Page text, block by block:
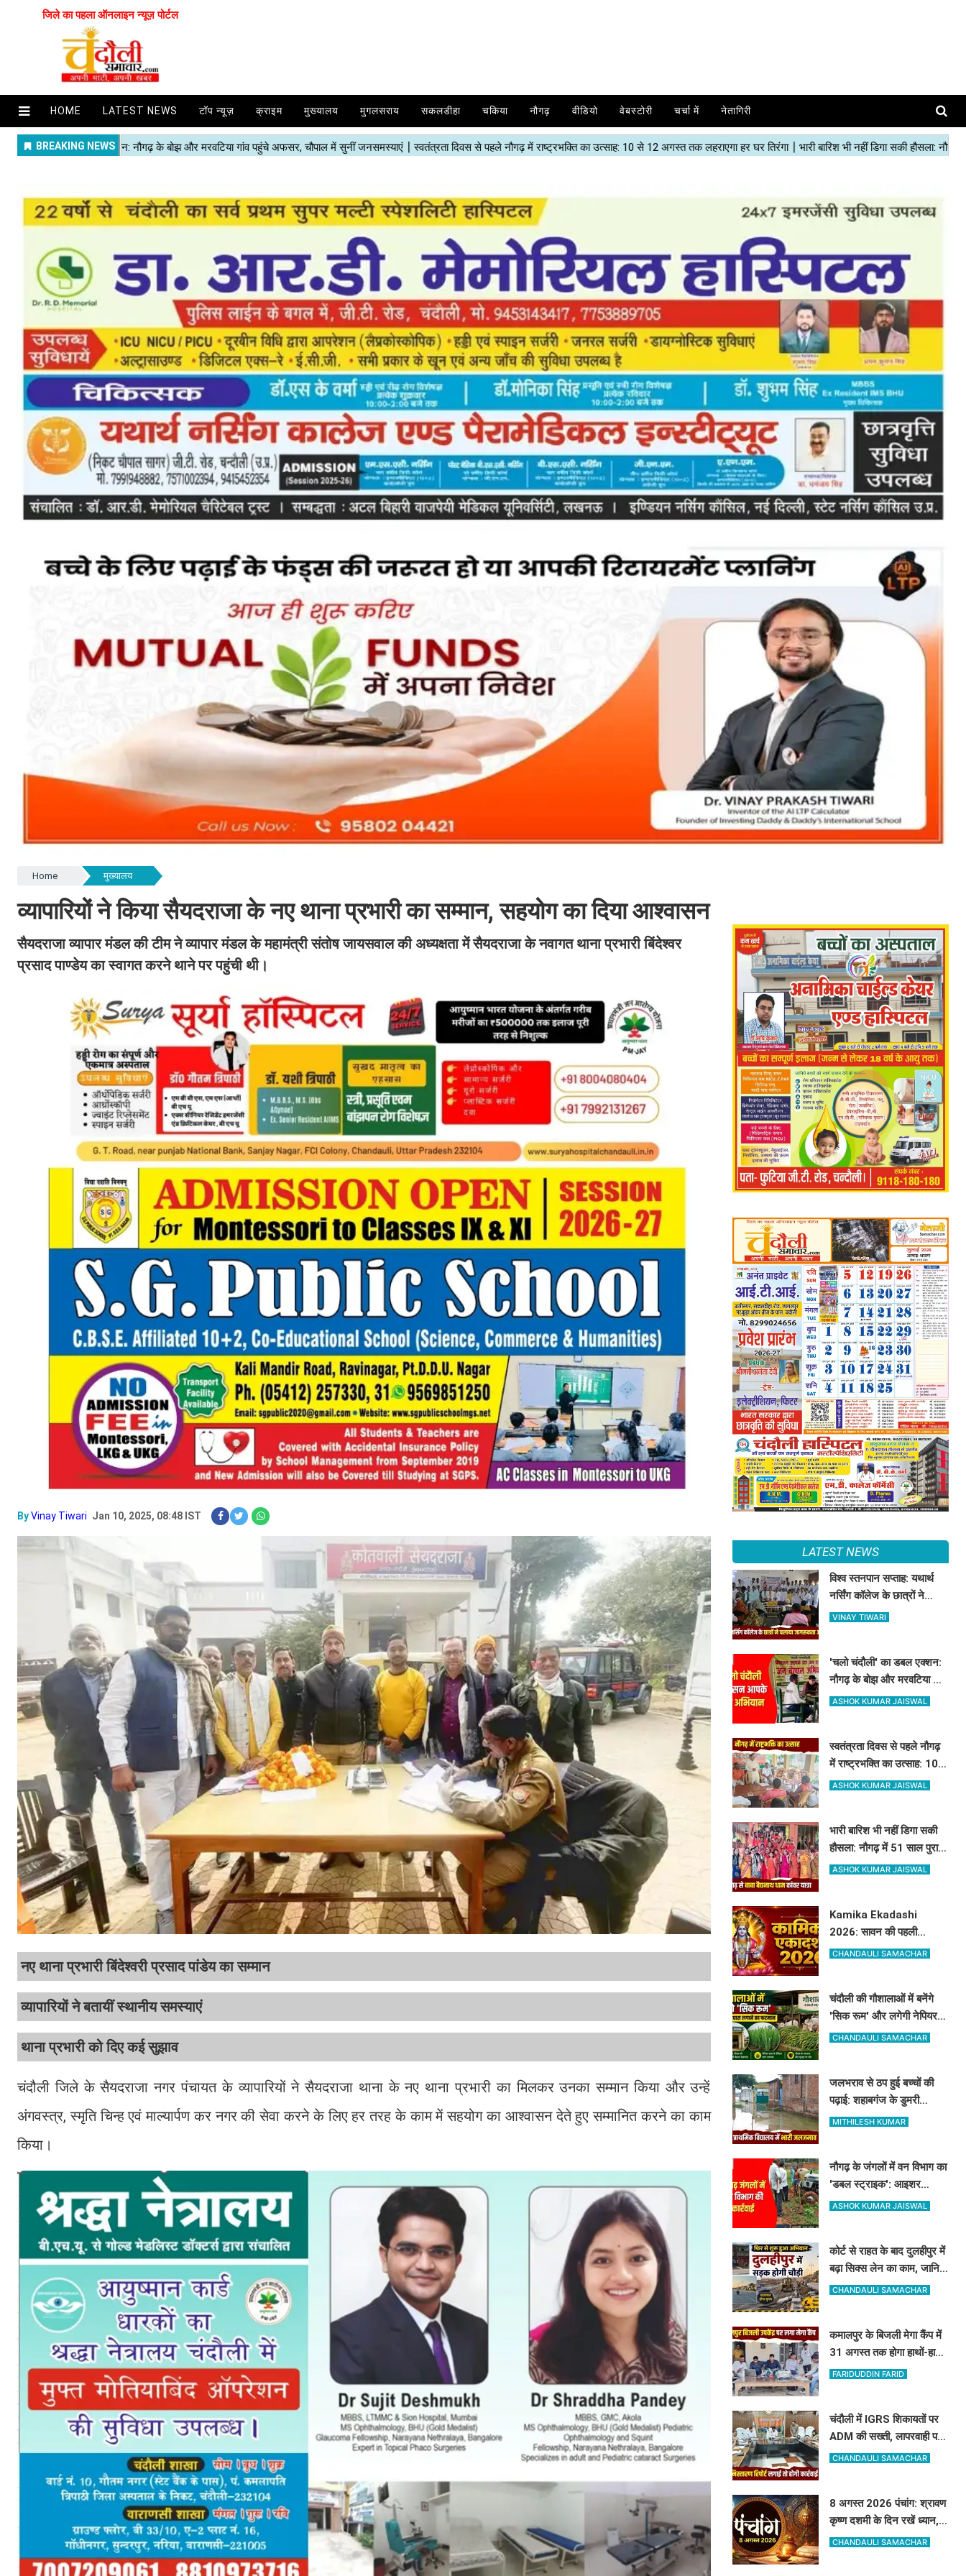
जिले का पहला ऑनलाइन न्यूज़ पोर्टल
HOME LATEST NEWS टॉप न्यूज़ क्राइम मुख्यालय मुगलसराय सकलडीहा चकिया नौगढ़ वीडियो वेबस्टोरी चर्चा में नेतागिरी
Home मुख्यालय
व्यापारियों ने किया सैयदराजा के नए थाना प्रभारी का सम्मान, सहयोग का दिया आश्वासन
सैयदराजा व्यापार मंडल की टीम ने व्यापार मंडल के महामंत्री संतोष जायसवाल की अध्यक्षता में सैयदराजा के नवागत थाना प्रभारी बिंदेश्वर
प्रसाद पाण्डेय का स्वागत करने थाने पर पहुंची थी।
ByVinay Tiwari Jan 10, 2025, 08:48 IST
नए थाना प्रभारी बिंदेश्वरी प्रसाद पांडेय का सम्मान
व्यापारियों ने बतायीं स्थानीय समस्याएं
थाना प्रभारी को दिए कई सुझाव
चंदौली जिले के सैयदराजा नगर पंचायत के व्यापारियों ने सैयदराजा थाना के नए थाना प्रभारी का मिलकर उनका सम्मान किया और उन्हें
अंगवस्त्र, स्मृति चिन्ह एवं माल्यार्पण कर नगर की सेवा करने के लिए हर तरह के काम में सहयोग का आश्वासन देते हुए सम्मानित करने का काम
किया।
LATEST NEWS
विश्व स्तनपान सप्ताह: यथार्थ
नर्सिंग कॉलेज के छात्रों ने
चलाया जागरूकता अभियान,
VINAY TIWARI
'चलो चंदौली' का डबल एक्शन:
नौगढ़ के बोझ और मरवटिया गांव
पहुंचे अफसर, चौपाल में सुनीं
ASHOK KUMAR JAISWAL
स्वतंत्रता दिवस से पहले नौगढ़
में राष्ट्रभक्ति का उत्साह: 10 से
12 अगस्त तक लहराएगा हर
ASHOK KUMAR JAISWAL
भारी बारिश भी नहीं डिगा सकी
हौसला: नौगढ़ में 51 साल पुरानी
परंपरा निभाने के लिए 100 से
ASHOK KUMAR JAISWAL
Kamika Ekadashi
2026: सावन की पहली
एकादशी 8 या 9 अगस्त कब है?
CHANDAULI SAMACHAR
चंदौली की गौशालाओं में बनेंगे
'सिक रूम' और लगेगी नेपियर
घास: डीएम ने अफसरों को दी 1
CHANDAULI SAMACHAR
जलभराव से ठप हुई बच्चों की
पढ़ाई: शहाबगंज के डुमरी
प्राथमिक स्कूल में घुसा पानी,
MITHILESH KUMAR
नौगढ़ के जंगलों में वन विभाग का
'डबल स्ट्राइक': आइशर
ट्रैक्टर सीज, रिलायंस कंपनी
ASHOK KUMAR JAISWAL
कोर्ट से राहत के बाद दुलहीपुर में
बढ़ा सिक्स लेन का काम, जानिए
किसे मिलेगा मुआवजा और कहां
CHANDAULI SAMACHAR
कमालपुर के बिजली मेगा कैंप में
31 अगस्त तक होगा हाथों-हाथ
समाधान: 15 उपभोक्ताओं के
FARIDUDDIN FARID
चंदौली में IGRS शिकायतों पर
ADM की सख्ती, लापरवाही पर
अधिकारियों को दी सीधे कार्रवाई
CHANDAULI SAMACHAR
8 अगस्त 2026 पंचांग: श्रावण
कृष्ण दशमी के दिन रखें ध्यान,
जानें शनि देव की पूजा का शुभ
CHANDAULI SAMACHAR